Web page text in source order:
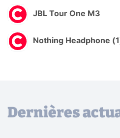
JBL Tour One M3
Nothing Headphone
Dernières